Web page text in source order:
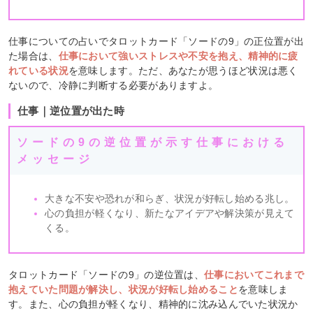
仕事についての占いでタロットカード「ソードの9」の正位置が出
た場合は、 仕事において強いストレスや不安を抱え、精神的に疲
れている状況を意味します。ただ、あなたが思うほど状況は悪く
ないので、冷静に判断する必要がありますよ。
仕事｜逆位置が出た時
ソードの9の逆位置が示す仕事における
メッセージ
大きな不安や恐れが和らぎ、状況が好転し始める兆し。
心の負担が軽くなり、新たなアイデアや解決策が見えて
くる。
タロットカード「ソードの9」の逆位置は、仕事においてこれまで
抱えていた問題が解決し、状況が好転し始めることを意味しま
す。また、心の負担が軽くなり、精神的に沈み込んでいた状況か